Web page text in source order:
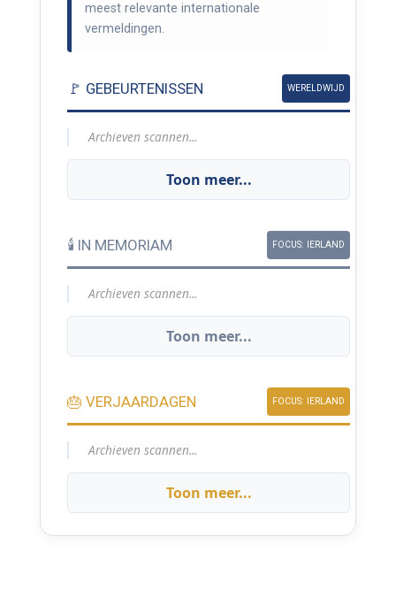
meest relevante internationale
vermeldingen.
🚩 GEBEURTENISSEN WERELDWIJD
Archieven scannen...
Toon meer...
🕯️ IN MEMORIAM FOCUS: IERLAND
Archieven scannen...
Toon meer...
🎂 VERJAARDAGEN FOCUS: IERLAND
Archieven scannen...
Toon meer...